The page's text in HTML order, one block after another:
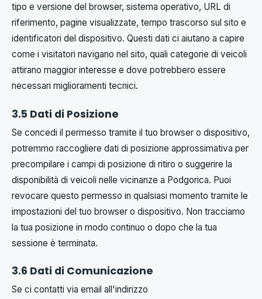
tipo e versione del browser, sistema operativo, URL di
riferimento, pagine visualizzate, tempo trascorso sul sito e
identificatori del dispositivo. Questi dati ci aiutano a capire
come i visitatori navigano nel sito, quali categorie di veicoli
attirano maggior interesse e dove potrebbero essere
necessari miglioramenti tecnici.
3.5 Dati di Posizione
Se concedi il permesso tramite il tuo browser o dispositivo,
potremmo raccogliere dati di posizione approssimativa per
precompilare i campi di posizione di ritiro o suggerire la
disponibilità di veicoli nelle vicinanze a Podgorica. Puoi
revocare questo permesso in qualsiasi momento tramite le
impostazioni del tuo browser o dispositivo. Non tracciamo
la tua posizione in modo continuo o dopo che la tua
sessione è terminata.
3.6 Dati di Comunicazione
Se ci contatti via email all'indirizzo